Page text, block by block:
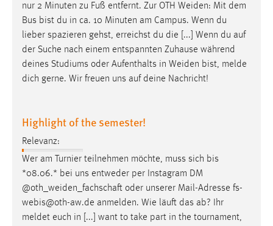
nur 2 Minuten zu Fuß entfernt. Zur OTH Weiden: Mit dem
Bus bist du in ca. 10 Minuten am Campus. Wenn du
lieber spazieren gehst, erreichst du die [...] Wenn du auf
der Suche nach einem entspannten Zuhause während
deines Studiums oder Aufenthalts in Weiden bist, melde
dich gerne. Wir freuen uns auf deine Nachricht!
Highlight of the semester!
Relevanz:
Wer am Turnier teilnehmen möchte, muss sich bis
*08.06.* bei uns entweder per Instagram DM
@oth_weiden_fachschaft oder unserer Mail-Adresse fs-
webis@oth-aw.de anmelden. Wie läuft das ab? Ihr
meldet euch in [...] want to take part in the tournament,